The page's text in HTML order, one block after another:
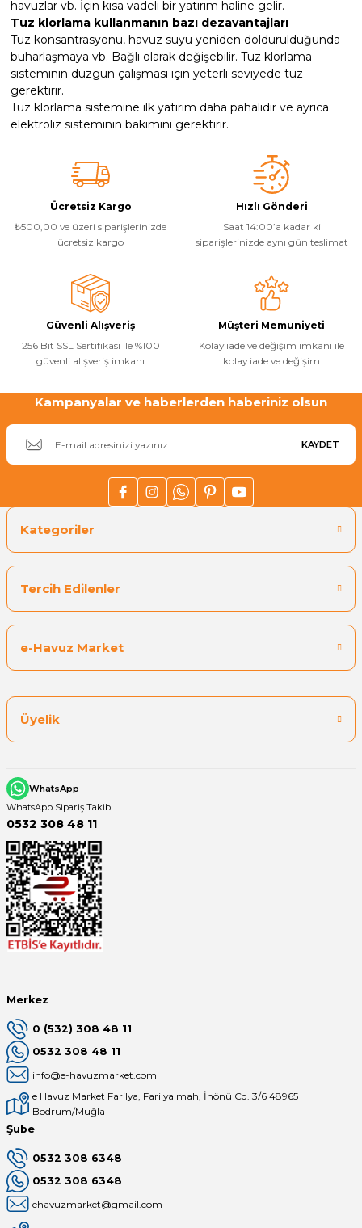
havuzlar vb. İçin kısa vadeli bir yatırım haline gelir.
Tuz klorlama kullanmanın bazı dezavantajları
Tuz konsantrasyonu, havuz suyu yeniden doldurulduğunda
buharlaşmaya vb. Bağlı olarak değişebilir. Tuz klorlama
sisteminin düzgün çalışması için yeterli seviyede tuz
gerektirir.
Tuz klorlama sistemine ilk yatırım daha pahalıdır ve ayrıca
elektroliz sisteminin bakımını gerektirir.
Ücretsiz Kargo
₺500,00 ve üzeri siparişlerinizde
ücretsiz kargo
Hızlı Gönderi
Saat 14:00’a kadar ki
siparişlerinizde aynı gün teslimat
Güvenli Alışveriş
256 Bit SSL Sertifikası ile %100
güvenli alışveriş imkanı
Müşteri Memuniyeti
Kolay iade ve değişim imkanı ile
kolay iade ve değişim
Kampanyalar ve haberlerden haberiniz olsun
KAYDET
Kategoriler
Tercih Edilenler
e-Havuz Market
Üyelik
WhatsApp
WhatsApp Sipariş Takibi
0532 308 48 11
Merkez
0 (532) 308 48 11
0532 308 48 11
info@e-havuzmarket.com
e Havuz Market Farilya, Farilya mah, İnönü Cd. 3/6 48965
Bodrum/Muğla
Şube
0532 308 6348
0532 308 6348
ehavuzmarket@gmail.com